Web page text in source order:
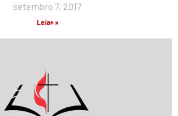
setembro 7, 2017
Leia+ »